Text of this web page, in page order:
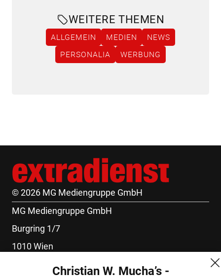
WEITERE THEMEN
ALLGEMEIN MEDIEN
NEWS
PERSONALIA
WERBUNG
© 2026 MG Mediengruppe GmbH
MG Mediengruppe GmbH
Burgring 1/7
1010 Wien
+43 (1) 522 14 14
Christian W. Mucha’s -